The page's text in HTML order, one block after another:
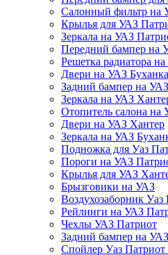
Салонный фильтр на
Крылья для УАЗ
Зеркала на УАЗ
Передний бампер на
Решетка радиатора
Двери на УАЗ Буханка
Задний бампер на
Зеркала на УАЗ
Отопитель салона на
Двери на УАЗ Хантер
Зеркала на УАЗ
Подножка для Уаз
Пороги на УАЗ
Крылья для УАЗ
Брызговики на УАЗ
Воздухозаборник Уаз
Рейлинги на УАЗ
Чехлы УАЗ Патриот
Задний бампер на
Спойлер Уаз Патриот